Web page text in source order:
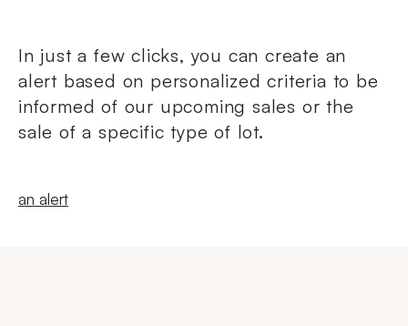
In just a few clicks, you can create an
alert based on personalized criteria to be
informed of our upcoming sales or the
sale of a specific type of lot.
New windowCreate
an alert